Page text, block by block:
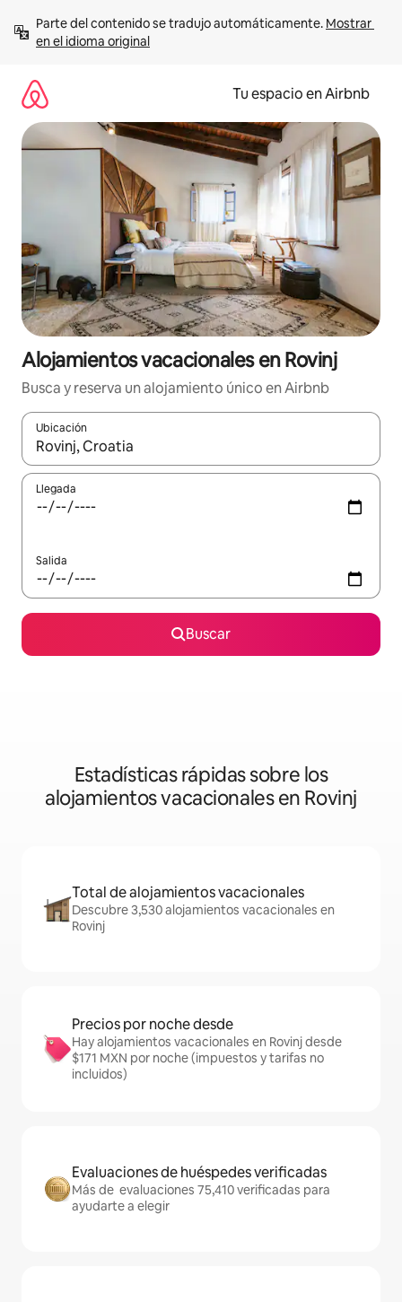
contenido
Parte del contenido se tradujo automáticamente. Mostrar
en el idioma original
Tu espacio en Airbnb
Alojamientos vacacionales en Rovinj
Busca y reserva un alojamiento único en Airbnb
Ubicación
Cuando los resultados estén disponibles, podrás navegar
Llegada
Salida
Buscar
Estadísticas rápidas sobre los
alojamientos vacacionales en Rovinj
Total de alojamientos vacacionales
Descubre 3,530 alojamientos vacacionales en
Rovinj
Precios por noche desde
Hay alojamientos vacacionales en Rovinj desde
$171 MXN por noche (impuestos y tarifas no
incluidos)
Evaluaciones de huéspedes verificadas
Más de evaluaciones 75,410 verificadas para
ayudarte a elegir